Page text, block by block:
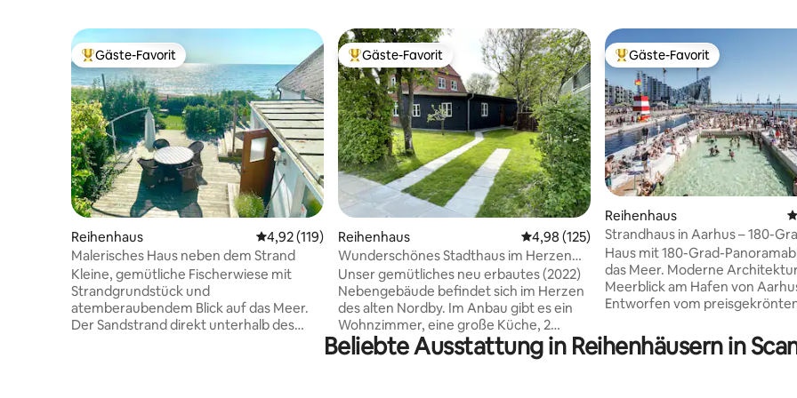
Beliebter Gäste-Favorit.
Gäste-Favorit
Reihenhaus Durchschnittliche Bewertung: 4,92 von 5, 119 Bewertungen
4,92 (119)
Malerisches Haus neben dem Strand
Kleine, gemütliche Fischerwiese mit
Strandgrundstück und
atemberaubendem Blick auf das Meer.
Der Sandstrand direkt unterhalb des
Beliebter Gäste-Favorit.
Gäste-Favorit
Reihenhaus Durchschnittliche Bewertung: 4,98 von 5,
4,98 (125)
Wunderschönes Stadthaus im Herzen
von Nordby auf Fanø.
Unser gemütliches neu erbautes (2022)
Nebengebäude befindet sich im Herzen
des alten Nordby. Im Anbau gibt es ein
Wohnzimmer, eine große Küche, 2
Schlafzimmer (in einem gibt es ein
Doppelbett, im anderen 2 Einzelbetten),
Beliebter Gäste-Favorit.
Gäste-Favorit
Reihenhaus
Strandhaus in Aarhus – 180-
und Hafenblick
Haus mit 180-Grad-
das Meer. Moderne Architektur mit
Meerblick am Hafen von
Entworfen vom
Ingels mit dem besten Blick
Stadthafen und das Meer. Das
Beliebte Ausstattung in Reihenhäusern in